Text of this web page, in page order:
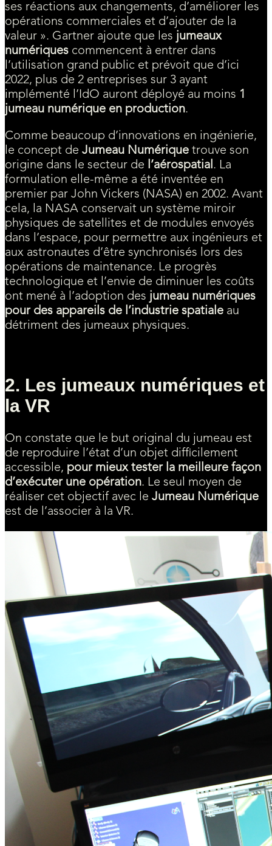
ses réactions aux changements, d’améliorer les
opérations commerciales et d’ajouter de la
valeur ». Gartner ajoute que les jumeaux
numériques commencent à entrer dans
l’utilisation grand public et prévoit que d’ici
2022, plus de 2 entreprises sur 3 ayant
implémenté l’IdO auront déployé au moins 1
jumeau numérique en production.
Comme beaucoup d’innovations en ingénierie,
le concept de Jumeau Numérique trouve son
origine dans le secteur de l’aérospatial . La
formulation elle-même a été inventée en
premier par John Vickers (NASA) en 2002. Avant
cela, la NASA conservait un système miroir
physiques de satellites et de modules envoyés
dans l’espace, pour permettre aux ingénieurs et
aux astronautes d’être synchronisés lors des
opérations de maintenance. Le progrès
technologique et l’envie de diminuer les coûts
ont mené à l’adoption des jumeau numériques
pour des appareils de l’industrie spatiale au
détriment des jumeaux physiques.
2. Les jumeaux numériques et
la VR
On constate que le but original du jumeau est
de reproduire l’état d’un objet difficilement
accessible, pour mieux tester la meilleure façon
d’exécuter une opération. Le seul moyen de
réaliser cet objectif avec le Jumeau Numérique
est de l’associer à la VR.